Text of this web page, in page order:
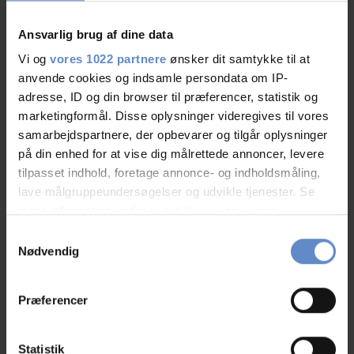
Ansvarlig brug af dine data
Vi og vores 1022 partnere ønsker dit samtykke til at
anvende cookies og indsamle persondata om IP-
adresse, ID og din browser til præferencer, statistik og
marketingformål. Disse oplysninger videregives til vores
samarbejdspartnere, der opbevarer og tilgår oplysninger
på din enhed for at vise dig målrettede annoncer, levere
tilpasset indhold, foretage annonce- og indholdsmåling,
lave målgruppeundersøgelser og udvikle tjenester. Se
tilbage eller ændre indstillinger fra vores
"Cookiedeklaration", eller ved at trykke på "Privacy
Indsamle præcise oplysninger om din placering,
Nødvendig
Præferencer
Statistik
Modtag Danhostel nyhedsbrev
Få konkurrencer, eksklusive tilbud, rejseinfo m.m.
Jeg accepterer Danhostels beskyttelse af
oplysninger
Policy